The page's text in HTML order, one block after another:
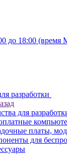
до 18:00
разработки
для
платы,
для